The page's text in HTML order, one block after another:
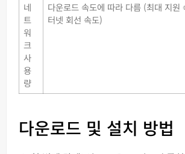
네
트
워
크
사
용
량
다운로드 속도에 따라 다름 (최대 지원
터넷 회선 속도)
다운로드 및 설치 방법